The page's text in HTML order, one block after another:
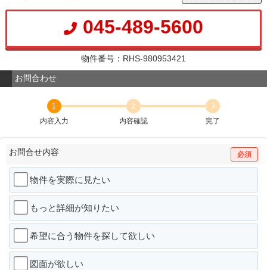
045-489-5600
物件番号：RHS-980953421
お問合わせ
1
内容入力
2
内容確認
3
完了
お問合せ内容 必須
物件を実際に見たい
もっと詳細が知りたい
希望に合う物件を探して欲しい
図面が欲しい